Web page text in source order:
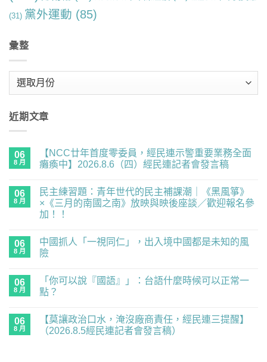
(31) 黨外運動 (85)
彙整
近期文章
06
8 月
【NCC廿年首度零委員，經民連示警重要業務全面
癱瘓中】2026.8.6（四）經民連記者會發言稿
廿
首
度
員，
經
民
要
留
言
06
8 月
民主練習題：青年世代的民主補課潮｜《黑風箏》
×《三月的南國之南》放映與映後座談／歡迎報名參
加！！
主
練
習
世
代
留
言
06
8 月
中國抓人「一視同仁」，出入境中國都是未知的風
險
抓
人
仁」，
言
06
8 月
「你可以說『國語』」：台語什麼時候可以正常一
點？
06
8 月
【莫讓政治口水，淹沒廠商責任，經民連三提醒】
（2026.8.5經民連記者會發言稿）